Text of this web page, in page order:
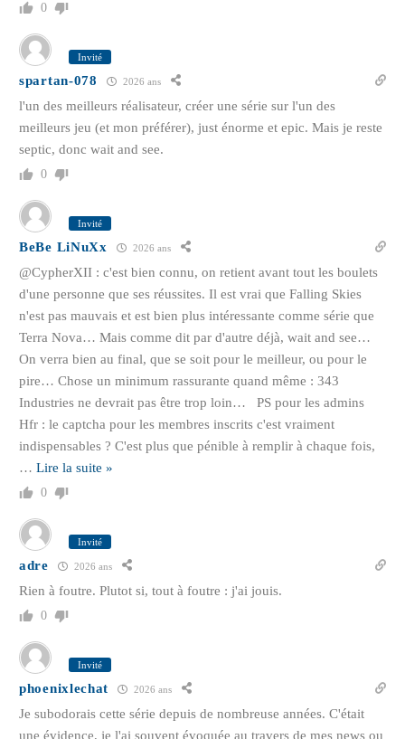
0
Invité
spartan-078 2026 ans
l'un des meilleurs réalisateur, créer une série sur l'un des
meilleurs jeu (et mon préférer), just énorme et epic. Mais je reste
septic, donc wait and see.
0
Invité
BeBe LiNuXx 2026 ans
@CypherXII : c'est bien connu, on retient avant tout les boulets
d'une personne que ses réussites. Il est vrai que Falling Skies
n'est pas mauvais et est bien plus intéressante comme série que
Terra Nova… Mais comme dit par d'autre déjà, wait and see…
On verra bien au final, que se soit pour le meilleur, ou pour le
pire… Chose un minimum rassurante quand même : 343
Industries ne devrait pas être trop loin… PS pour les admins
Hfr : le captcha pour les membres inscrits c'est vraiment
indispensables ? C'est plus que pénible à remplir à chaque fois,
… Lire la suite »
0
Invité
adre 2026 ans
Rien à foutre. Plutot si, tout à foutre : j'ai jouis.
0
Invité
phoenixlechat 2026 ans
Je subodorais cette série depuis de nombreuse années. C'était
une évidence, je l'ai souvent évoquée au travers de mes news ou